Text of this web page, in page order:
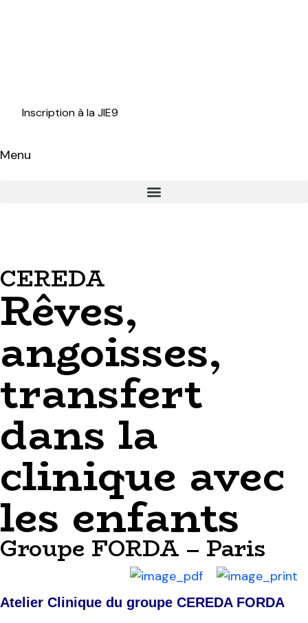
Inscription à la JIE9
Menu
CEREDA
Rêves,
angoisses,
transfert
dans la
clinique avec
les enfants
Groupe FORDA – Paris
Atelier Clinique du groupe CEREDA FORDA